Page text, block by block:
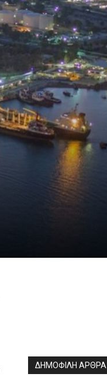
ΔΗΜΟΦΙΛΗ ΑΡΘΡΑ